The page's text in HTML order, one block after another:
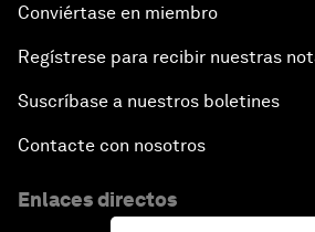
Conviértase en miembro
Regístrese para recibir nuestras
Suscríbase a nuestros boletines
Contacte con nosotros
Enlaces directos